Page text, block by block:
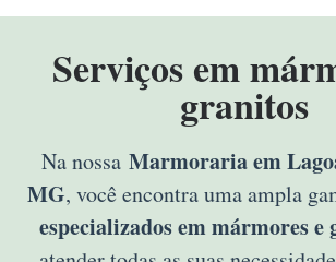
Serviços em
granitos
Na nossa Marmoraria em
MG, você encontra uma ampla
especializados em mármores e